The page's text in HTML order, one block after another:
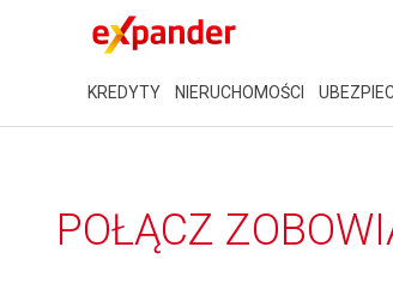
KREDYTY NIERUCHOMOŚCI
POŁĄCZ